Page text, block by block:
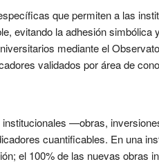
que permiten a las
evitando la adhesión
mediante el
validados por área de
—obras,
cuantificables. En una
el 100% de las nuevas obras